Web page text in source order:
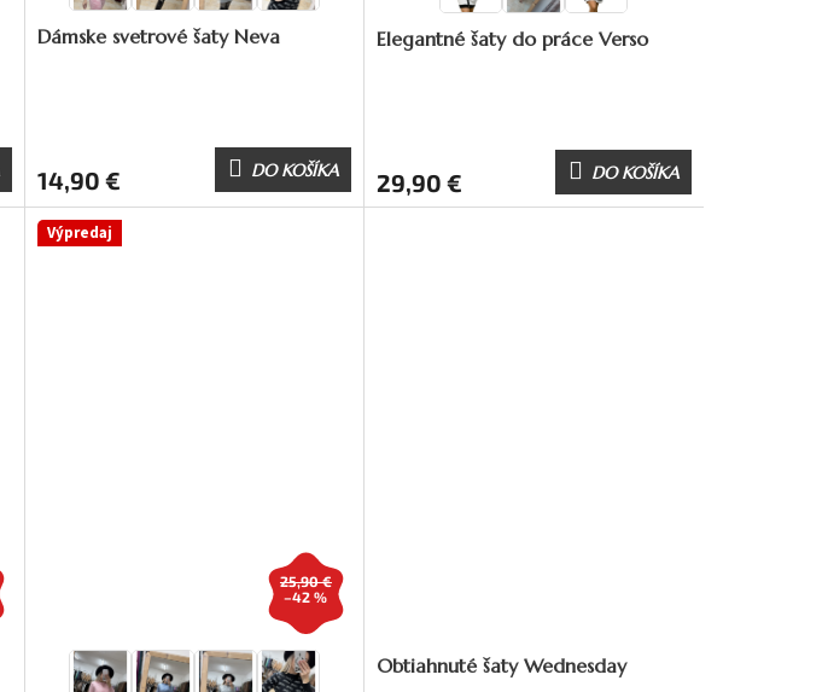
Dámske svetrové šaty Neva
14,90 € DO KOŠÍKA
Elegantné šaty do práce Verso
29,90 € DO KOŠÍKA
Výpredaj
25,90 €
–42 %
Obtiahnuté šaty Wednesday